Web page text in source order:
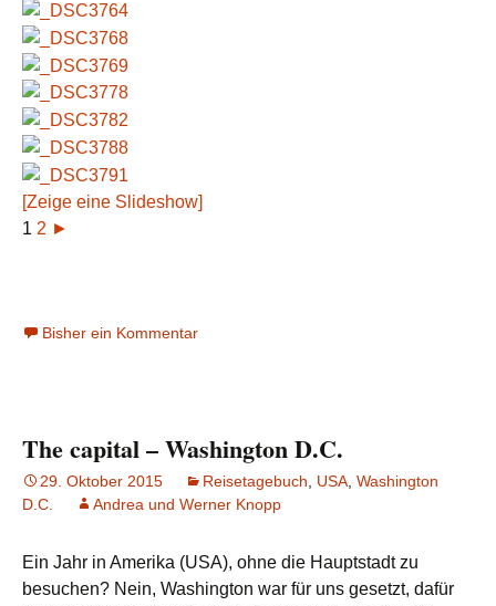
[Zeige eine Slideshow]
1 2 ►
Bisher ein Kommentar
The capital – Washington D.C.
29. Oktober 2015 Reisetagebuch USA Washington
D.C.
Andrea und Werner Knopp
Ein Jahr in Amerika (USA), ohne die Hauptstadt zu
besuchen? Nein, Washington war für uns gesetzt, dafür